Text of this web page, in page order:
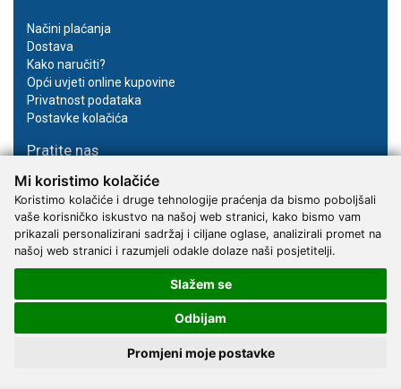
Mi koristimo kolačiće
Koristimo kolačiće i druge tehnologije praćenja da bismo poboljšali
vaše korisničko iskustvo na našoj web stranici, kako bismo vam
prikazali personalizirani sadržaj i ciljane oglase, analizirali promet na
našoj web stranici i razumjeli odakle dolaze naši posjetitelji.
Slažem se
Odbijam
Promjeni moje postavke
Načini plaćanja
Dostava
Kako naručiti?
Opći uvjeti online kupovine
Privatnost podataka
Postavke kolačića
Pratite nas
Facebook
Instagram
Youtube
2017 - 2026 © Kvantum-tim d.o.o.